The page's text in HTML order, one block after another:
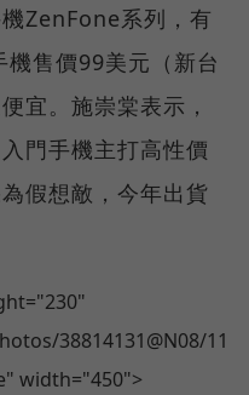
ZenFone系列，有
售價99美元（新台
宜。施崇棠表示，
門手機主打高性價
假想敵，今年出貨
38814131@N08/11
width="450">